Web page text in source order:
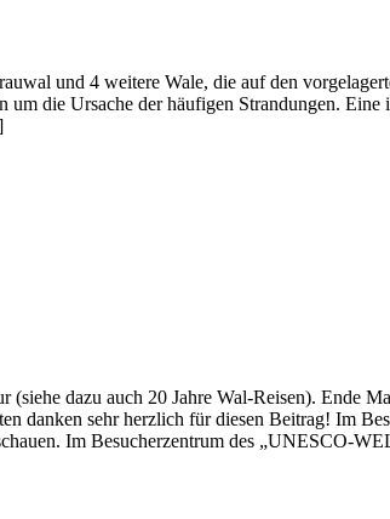
und 4 weitere Wale, die auf den
die Ursache der häufigen Strandungen. Eine
dazu auch 20 Jahre Wal-Reisen). Ende
danken sehr herzlich für diesen Beitrag! Im
Im Besucherzentrum des „UNESCO-